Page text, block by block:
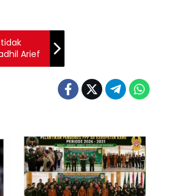
Arief